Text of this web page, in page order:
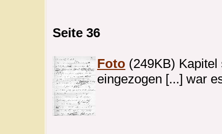
Seite 36
Foto (249KB) Kapitel
eingezogen [...] war